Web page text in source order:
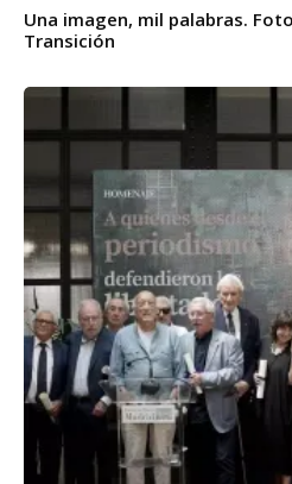
Una imagen, mil palabras.
Transición